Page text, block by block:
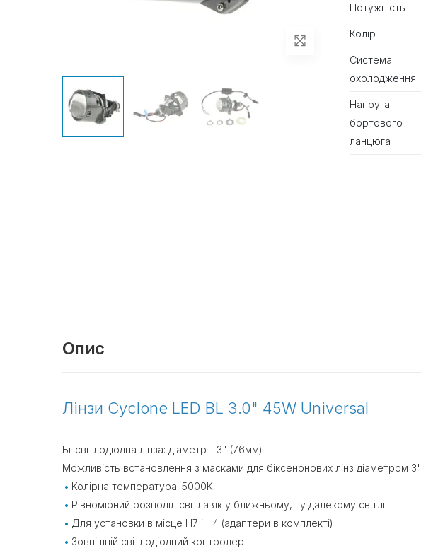
Потужність
Колір
Система
охолодження
Напруга
бортового
ланцюга
Опис
Лінзи Cyclone LED BL 3.0" 45W Universal
Бі-світлодіодна лінза: діаметр - 3" (76мм)
Можливість встановлення з масками для біксенонових лінз діаметром 3"
Колірна температура: 5000К
Рівномірний розподіл світла як у ближньому, і у далекому світлі
Для установки в місце H7 і H4 (адаптери в комплекті)
Зовнішній світлодіодний контролер